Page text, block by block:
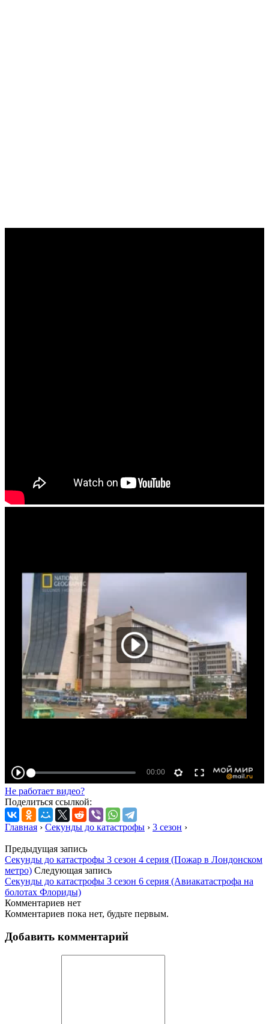
Не работает видео?
Поделиться ссылкой:
Главная › Секунды до катастрофы › 3 сезон ›
Предыдущая запись
Секунды до катастрофы 3 сезон 4 серия (Пожар в Лондонском
метро) Следующая запись
Секунды до катастрофы 3 сезон 6 серия (Авиакатастрофа на
болотах Флориды)
Комментариев нет
Комментариев пока нет, будьте первым.
Добавить комментарий